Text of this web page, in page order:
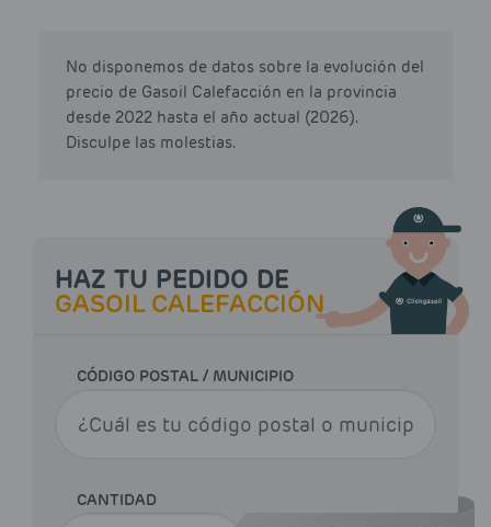
No disponemos de datos sobre la evolución del
precio de Gasoil Calefacción en la provincia
desde 2022 hasta el año actual (2026).
Disculpe las molestias.
HAZ TU PEDIDO DE
GASOIL CALEFACCIÓN
CÓDIGO POSTAL / MUNICIPIO
CANTIDAD